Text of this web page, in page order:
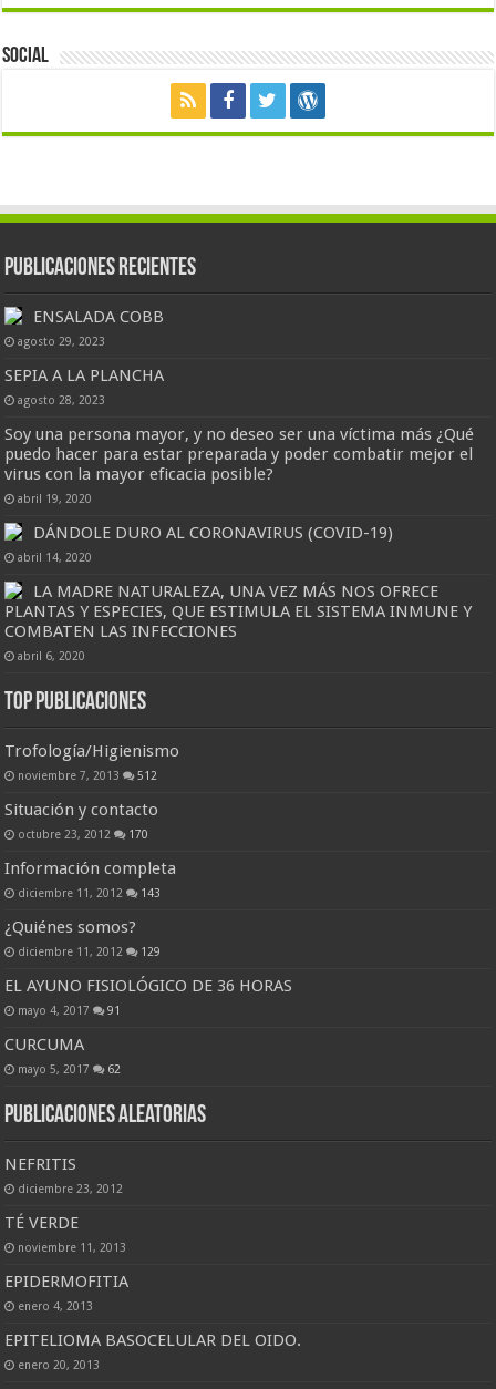
Social
Publicaciones Recientes
ENSALADA COBB
agosto 29, 2023
SEPIA A LA PLANCHA
agosto 28, 2023
Soy una persona mayor, y no deseo ser una víctima más ¿Qué
puedo hacer para estar preparada y poder combatir mejor el
virus con la mayor eficacia posible?
abril 19, 2020
DÁNDOLE DURO AL CORONAVIRUS (COVID-19)
abril 14, 2020
LA MADRE NATURALEZA, UNA VEZ MÁS NOS OFRECE
PLANTAS Y ESPECIES, QUE ESTIMULA EL SISTEMA INMUNE Y
COMBATEN LAS INFECCIONES
abril 6, 2020
Top Publicaciones
Trofología/Higienismo
noviembre 7, 2013 512
Situación y contacto
octubre 23, 2012 170
Información completa
diciembre 11, 2012 143
¿Quiénes somos?
diciembre 11, 2012 129
EL AYUNO FISIOLÓGICO DE 36 HORAS
mayo 4, 2017 91
CURCUMA
mayo 5, 2017 62
Publicaciones Aleatorias
NEFRITIS
diciembre 23, 2012
TÉ VERDE
noviembre 11, 2013
EPIDERMOFITIA
enero 4, 2013
EPITELIOMA BASOCELULAR DEL OIDO.
enero 20, 2013